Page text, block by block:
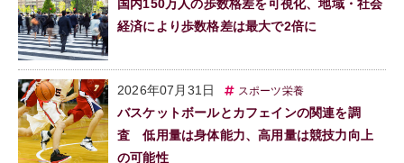
国内150万人の歩数格差を可視化、地域・社会
経済により歩数格差は最大で2倍に
2026年07月31日 スポーツ栄養
バスケットボールとカフェインの関連を調
査 低用量は身体能力、高用量は競技力向上
の可能性